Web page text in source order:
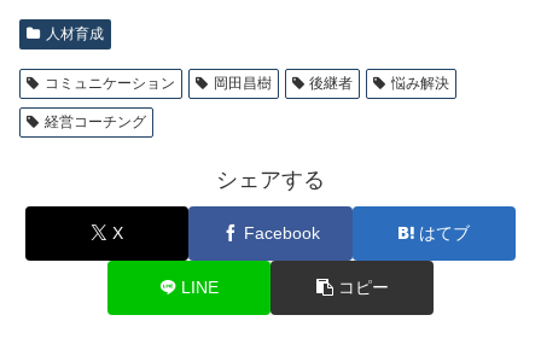
人材育成
コミュニケーション 岡田昌樹 後継者 悩み解決
経営コーチング
シェアする
X Facebook はてブ
LINE コピー